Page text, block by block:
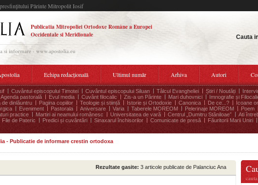
Părinte Mitropolit Iosif
Publicatia Mitropoliei Ortodoxe Române a Europei
Occidentale si Meridionale
si informare - www.apostolia.eu
Cauta
Echipa redacțională Ultimul număr Arhiva Autori
Cuvântul episcopului Timotei Cuvântul episcopului Siluan Tâlcul Evangheliei Știri / Noutăți
Agenda pastorală Evul media Cuvânt filocalic Zis-a un Părinte Mari duhovnici Imnografie și
de dinlăuntru Pagina copiilor Teologie și stiință Istorie și Ortodoxie Canonica De ce...? Icoane
Eveniment Pastorala Aniversare Varia Taberele MOREOM Pelerinaje MOREOM Poem
practice Martiri ai neamului românesc Universitatea de vară Centrul „Dumitru Stăniloae” Ati
File de Pateric Predici și cuvântări Sinaxarul închisorilor Comunicate de presă Făuritorii Marii Uniri
- Publicatie de informare crestin ortodoxa
Rezultate gasite: 3 articole publicate de Palanciuc Ana